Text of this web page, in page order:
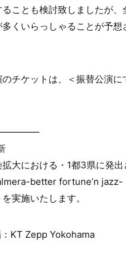
ことも検討致しましたが
くいらっしゃることが予
チケットは、＜振替公演
大における・1都3県に発
better fortune’n jazz-
実施いたします。
KT Zepp Yokohama